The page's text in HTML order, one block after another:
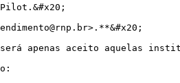
apenas aceito aquelas